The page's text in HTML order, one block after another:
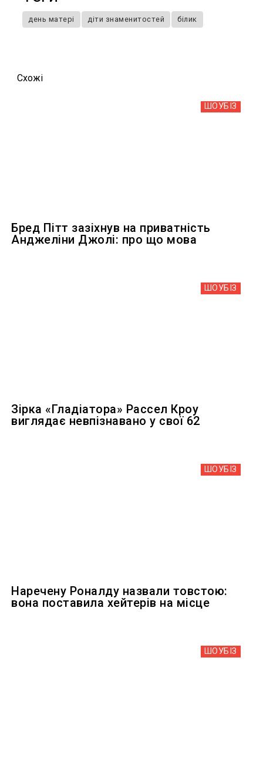
день матері діти знаменитостей білик
Схожi
ШОУБIЗ
Бред Пітт зазіхнув на приватність
Анджеліни Джолі: про що мова
ШОУБIЗ
Зірка «Гладіатора» Рассел Кроу
виглядає невпізнавано у свої 62
ШОУБIЗ
Наречену Роналду назвали товстою:
вона поставила хейтерів на місце
ШОУБIЗ